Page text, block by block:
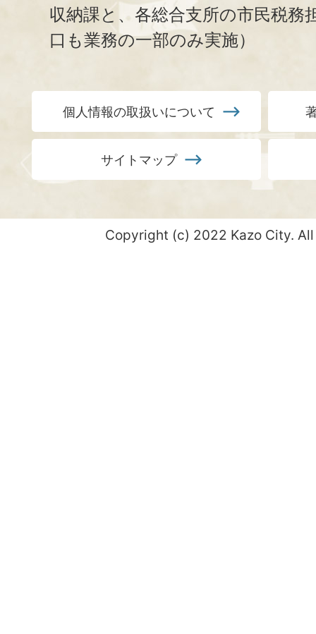
収納課と、 各総合支所の市民税務
口も業務の一部のみ実施）
個人情報の取扱いについて
サイトマップ
Copyright (c) 2022 Kazo City.